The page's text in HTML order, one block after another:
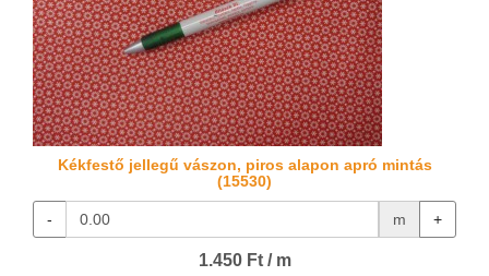
Kékfestő jellegű vászon, piros alapon apró mintás
(15530)
- m +
1.450 Ft / m